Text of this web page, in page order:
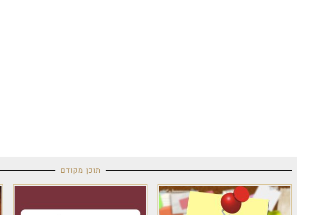
תוכן מקודם